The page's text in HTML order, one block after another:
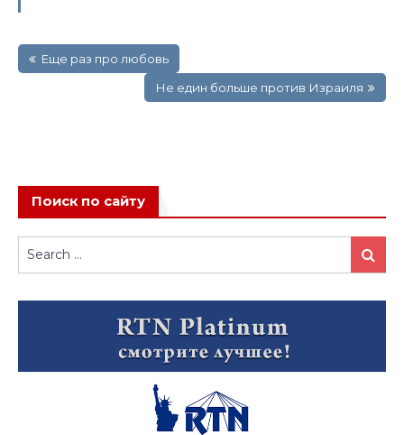
по Еще раз про любовь
Не един больше против Израиля
Поиск по сайту
for:
Search